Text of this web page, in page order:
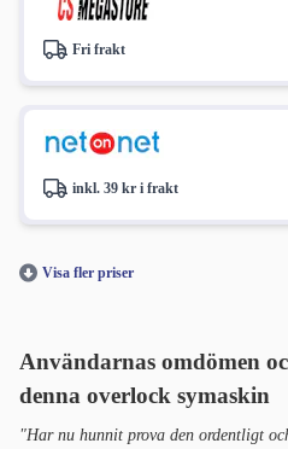
Fri frakt
inkl. 39 kr i frakt
Visa fler priser
Användarnas omdömen
denna overlock symaskin
"Har nu hunnit prova den ordentligt